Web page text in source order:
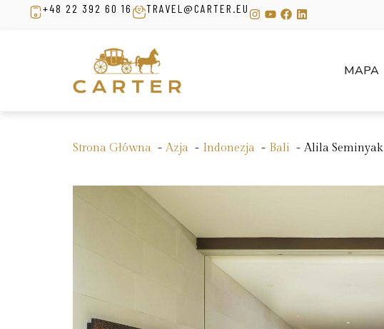
+48 22 392 60 16 TRAVEL@CARTER.EU
MAPA
Strona Główna Azja Indonezja Bali Alila Seminyak